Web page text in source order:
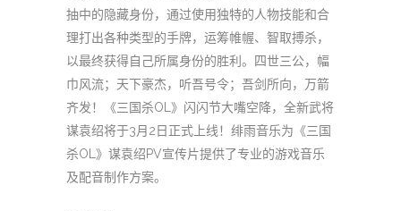
抽中的隐藏身份，通过使用独特的人物技能和合
理打出各种类型的手牌，运筹帷幄、智取搏杀，
以最终获得自己所属身份的胜利。四世三公，幅
巾风流；天下豪杰，听吾号令；吾剑所向，万箭
齐发！《三国杀OL》闪闪节大嘴空降，全新武将
谋袁绍将于3月2日正式上线！绯雨音乐为《三国
杀OL》谋袁绍PV宣传片提供了专业的游戏音乐
及配音制作方案。